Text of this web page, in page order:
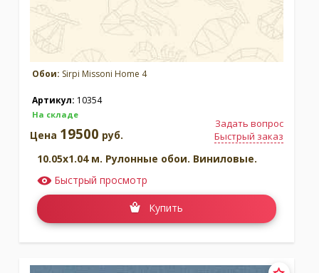
Обои: Sirpi Missoni Home 4
Артикул: 10354
На складе
Задать вопрос
Быстрый заказ
Цена 19500 руб.
10.05x1.04 м. Рулонные обои. Виниловые.
Быстрый просмотр
Купить